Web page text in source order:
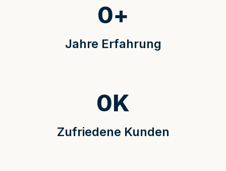
Jahre Erfahrung
0+
Zufriedene Kunden
0K